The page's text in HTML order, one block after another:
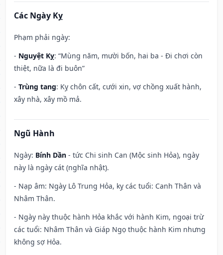
Các Ngày Kỵ
Phạm phải ngày:
- Nguyệt Kỵ: “Mùng năm, mười bốn, hai ba - Đi chơi còn
thiệt, nữa là đi buôn”
- Trùng tang: Kỵ chôn cất, cưới xin, vợ chồng xuất hành,
xây nhà, xây mồ mả.
Ngũ Hành
Ngày: Bính Dần - tức Chi sinh Can (Mộc sinh Hỏa), ngày
này là ngày cát (nghĩa nhật).
- Nạp âm: Ngày Lô Trung Hỏa, kỵ các tuổi: Canh Thân và
Nhâm Thân.
- Ngày này thuộc hành Hỏa khắc với hành Kim, ngoại trừ
các tuổi: Nhâm Thân và Giáp Ngọ thuộc hành Kim nhưng
không sợ Hỏa.